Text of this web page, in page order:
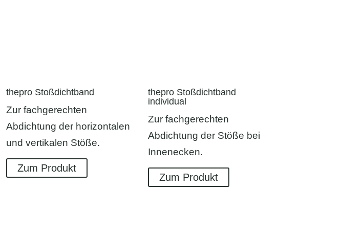
thepro Stoßdichtband
Zur fachgerechten
Abdichtung der horizontalen
und vertikalen Stöße.
Zum Produkt
thepro Stoßdichtband
individual
Zur fachgerechten
Abdichtung der Stöße bei
Innenecken.
Zum Produkt